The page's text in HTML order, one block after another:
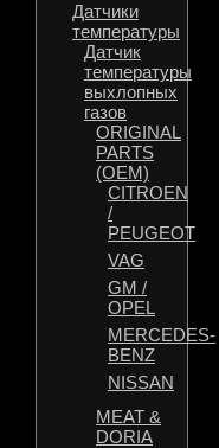
Датчики
температуры
Датчик
температуры
выхлопных
газов
ORIGINAL
PARTS
(OEM)
CITROEN
/
PEUGEOT
VAG
GM /
OPEL
MERCEDES-
BENZ
NISSAN
MEAT &
DORIA